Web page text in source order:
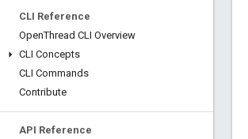
CLI Reference
OpenThread CLI Overview
CLI Concepts
CLI Commands
Contribute
API Reference